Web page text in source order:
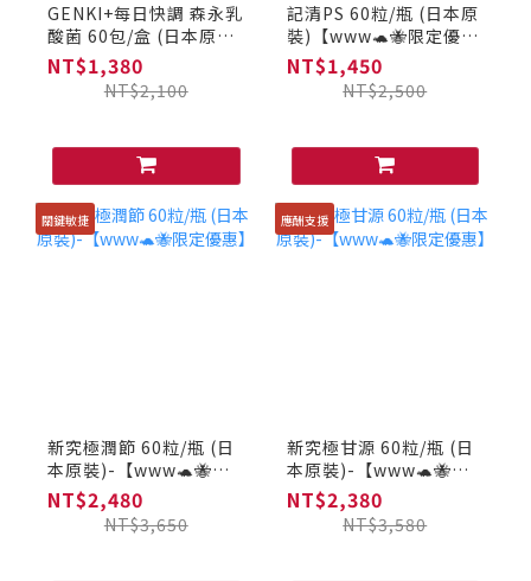
GENKI+每日快調 森永乳
酸菌 60包/盒 (日本原
裝)-【www🐢🐝限定優
惠】
NT$1,380
NT$2,100
記清PS 60粒/瓶 (日本原
裝)【www🐢🐝限定優
惠】
NT$1,450
NT$2,500
關鍵敏捷
新究極潤節 60粒/瓶 (日
本原裝)-【www🐢🐝限
定優惠】
NT$2,480
NT$3,650
應酬支援
新究極甘源 60粒/瓶 (日
本原裝)-【www🐢🐝限
定優惠】
NT$2,380
NT$3,580